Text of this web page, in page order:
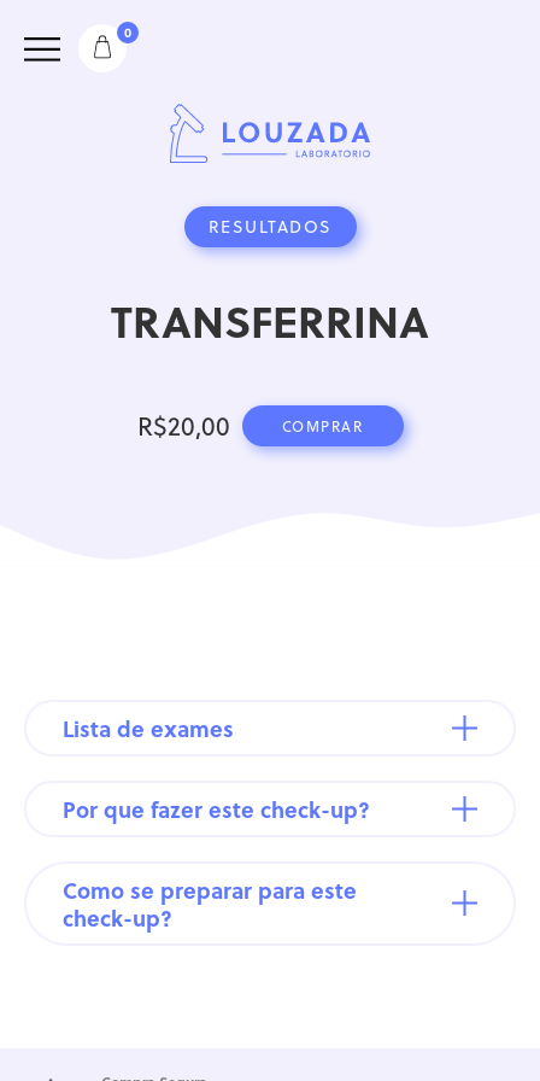
0
RESULTADOS
TRANSFERRINA
R$20,00 COMPRAR
Lista de exames
Por que fazer este check-up?
Como se preparar para este
check-up?